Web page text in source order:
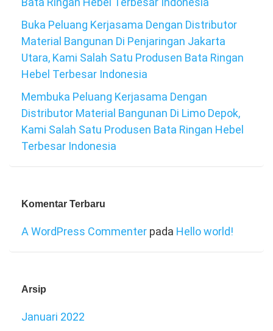
Buka Peluang Kerjasama Dengan Distributor
Material Bangunan Di Penjaringan Jakarta
Utara, Kami Salah Satu Produsen Bata Ringan
Hebel Terbesar Indonesia
Membuka Peluang Kerjasama Dengan
Distributor Material Bangunan Di Limo Depok,
Kami Salah Satu Produsen Bata Ringan Hebel
Terbesar Indonesia
Komentar Terbaru
A WordPress Commenter pada Hello world!
Arsip
Januari 2022